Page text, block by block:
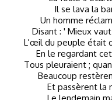
Il se lava la
Un homme
Disant : ' Mieux
L’œil du peuple était
En le regardant
Tous pleuraient ;
Beaucoup
Et passèrent la